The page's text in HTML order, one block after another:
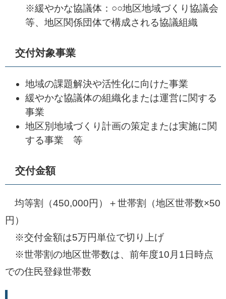
※緩やかな協議体：○○地区地域づくり協議会
等、地区関係団体で構成される協議組織
交付対象事業
地域の課題解決や活性化に向けた事業
緩やかな協議体の組織化または運営に関する
事業
地区別地域づくり計画の策定または実施に関
する事業 等
交付金額
均等割（450,000円）＋世帯割（地区世帯数×50
円）
※交付金額は5万円単位で切り上げ
※世帯割の地区世帯数は、前年度10月1日時点
での住民登録世帯数